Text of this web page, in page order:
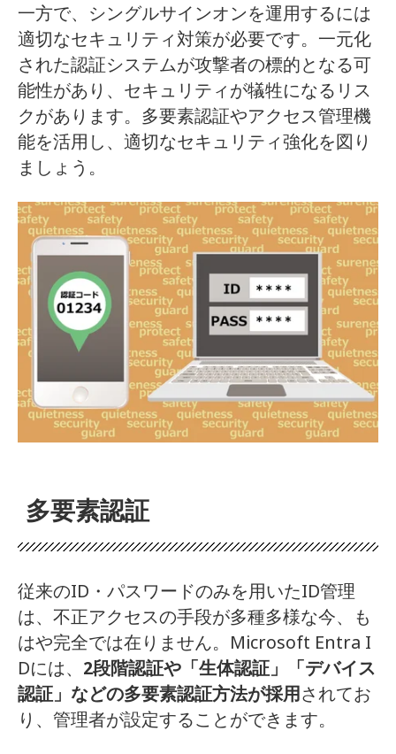
一方で、シングルサインオンを運用するには
適切なセキュリティ対策が必要です。一元化
された認証システムが攻撃者の標的となる可
能性があり、セキュリティが犠牲になるリス
クがあります。多要素認証やアクセス管理機
能を活用し、適切なセキュリティ強化を図り
ましょう。
多要素認証
従来のID・パスワードのみを用いたID管理
は、不正アクセスの手段が多種多様な今、も
はや完全では在りません。Microsoft Entra I
Dには、 2段階認証や「生体認証」「デバイス
認証」などの多要素認証方法が採用されてお
り、管理者が設定することができます。